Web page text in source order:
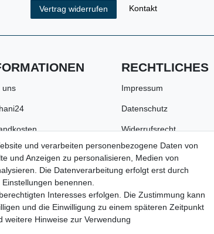
Vertrag widerrufen Kontakt
uns
und
RECHTLICHES
Impressum
Datenschutz
Widerrufsrecht
AGB
Widerrufsformular
und verarbeiten personenbezogene Daten von
und Anzeigen zu personalisieren, Medien von
Die Datenverarbeitung erfolgt erst durch
benennen.
Interesses erfolgen. Die Zustimmung kann
und die Einwilligung zu einem späteren Zeitpunkt
weitere Hinweise zur Verwendung